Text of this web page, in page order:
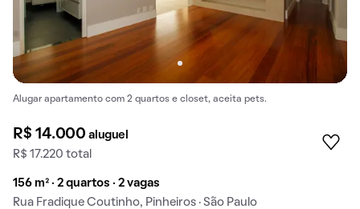
Alugar apartamento com 2 quartos e closet, aceita pets.
R$ 14.000aluguel
R$ 17.220 total
156 m² · 2 quartos · 2 vagas
Rua Fradique Coutinho, Pinheiros · São Paulo